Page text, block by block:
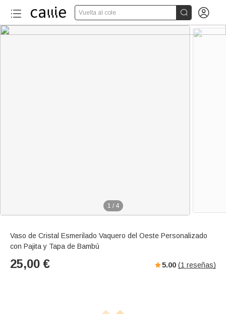
Vuelta al cole  
1 / 4
Vaso de Cristal Esmerilado Vaquero del Oeste Personalizado
con Pajita y Tapa de Bambú
25,00 € 5.00 (1 reseñas)